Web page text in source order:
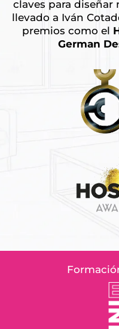
claves para diseñar
llevado a Iván
premios como el
German